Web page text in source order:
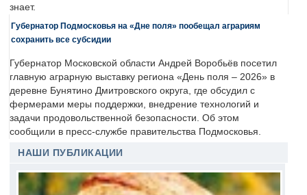
знает.
Губернатор Подмосковья на «Дне поля» пообещал аграриям
сохранить все субсидии
Губернатор Московской области Андрей Воробьёв посетил
главную аграрную выставку региона «День поля – 2026» в
деревне Бунятино Дмитровского округа, где обсудил с
фермерами меры поддержки, внедрение технологий и
задачи продовольственной безопасности. Об этом
сообщили в пресс-службе правительства Подмосковья.
НАШИ ПУБЛИКАЦИИ